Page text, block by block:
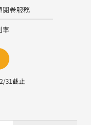
閱卷服務
率
31截止